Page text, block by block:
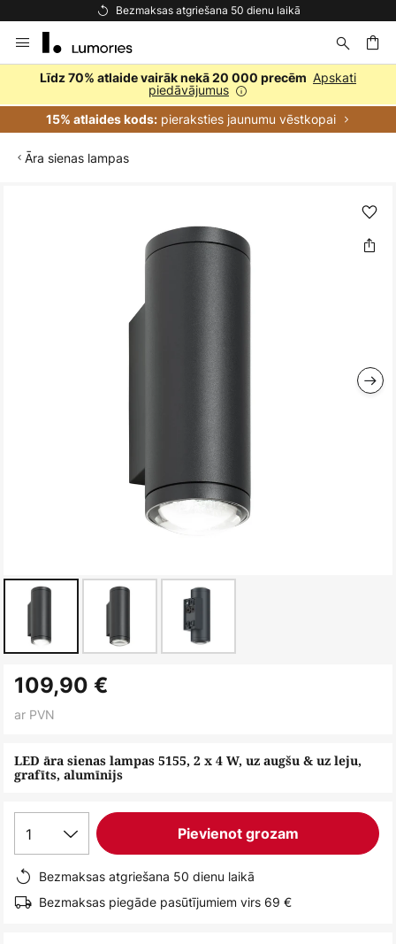
Bezmaksas atgriešana 50 dienu laikā
to
Content
Līdz 70% atlaide vairāk nekā 20 000 precēm Apskati
piedāvājumus
15% atlaides kods:pieraksties jaunumu vēstkopai
Āra sienas lampas
uz
galerijas
LED āra sienas lampas 5155, 2 x 4 W, uz augšu & uz leju,
grafīts, alumīnijs
109,90 €
ar PVN
1 Pievienot grozam
Bezmaksas atgriešana 50 dienu laikā
Bezmaksas piegāde pasūtījumiem virs 69 €